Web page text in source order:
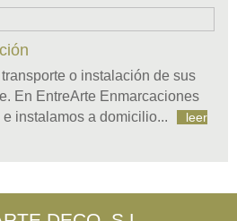
o instalación de sus
En EntreArte Enmarcaciones
instalamos a domicilio...
leer